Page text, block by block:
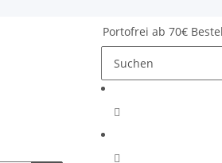
Portofrei ab 70€